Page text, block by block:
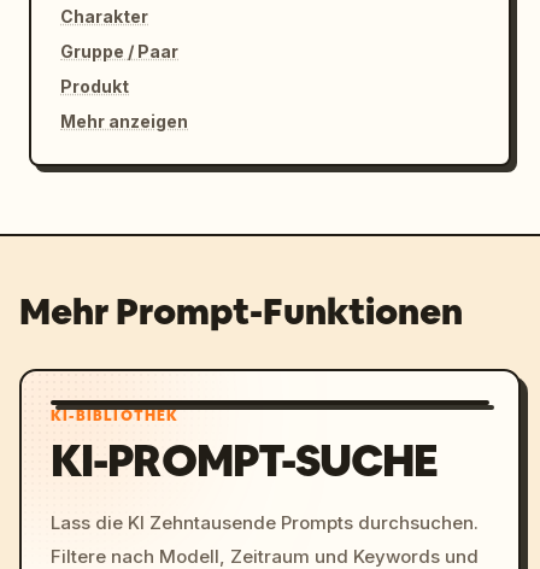
Charakter
Gruppe / Paar
Produkt
Mehr anzeigen
Mehr Prompt-Funktionen
KI-BIBLIOTHEK
KI-PROMPT-SUCHE
Lass die KI Zehntausende Prompts durchsuchen.
Filtere nach Modell, Zeitraum und Keywords und